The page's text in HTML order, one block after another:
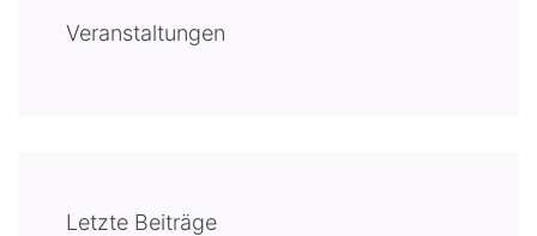
Veranstaltungen
Letzte Beiträge